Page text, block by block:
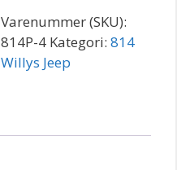
Varenummer (SKU):
814P-4 Kategori: 814
Willys Jeep